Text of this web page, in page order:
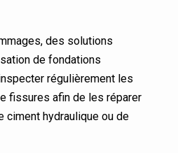
des solutions
de fondations
régulièrement les
fissures afin de les réparer
ciment hydraulique ou de